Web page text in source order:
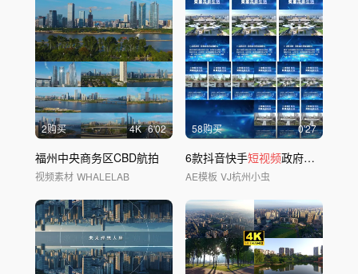
2购买 4K 6'02
福州中央商务区CBD航拍
视频素材 WHALELAB
58购买 0'27
6款抖音快手短视频政府企业新闻框AE模板
AE模板 VJ杭州小虫